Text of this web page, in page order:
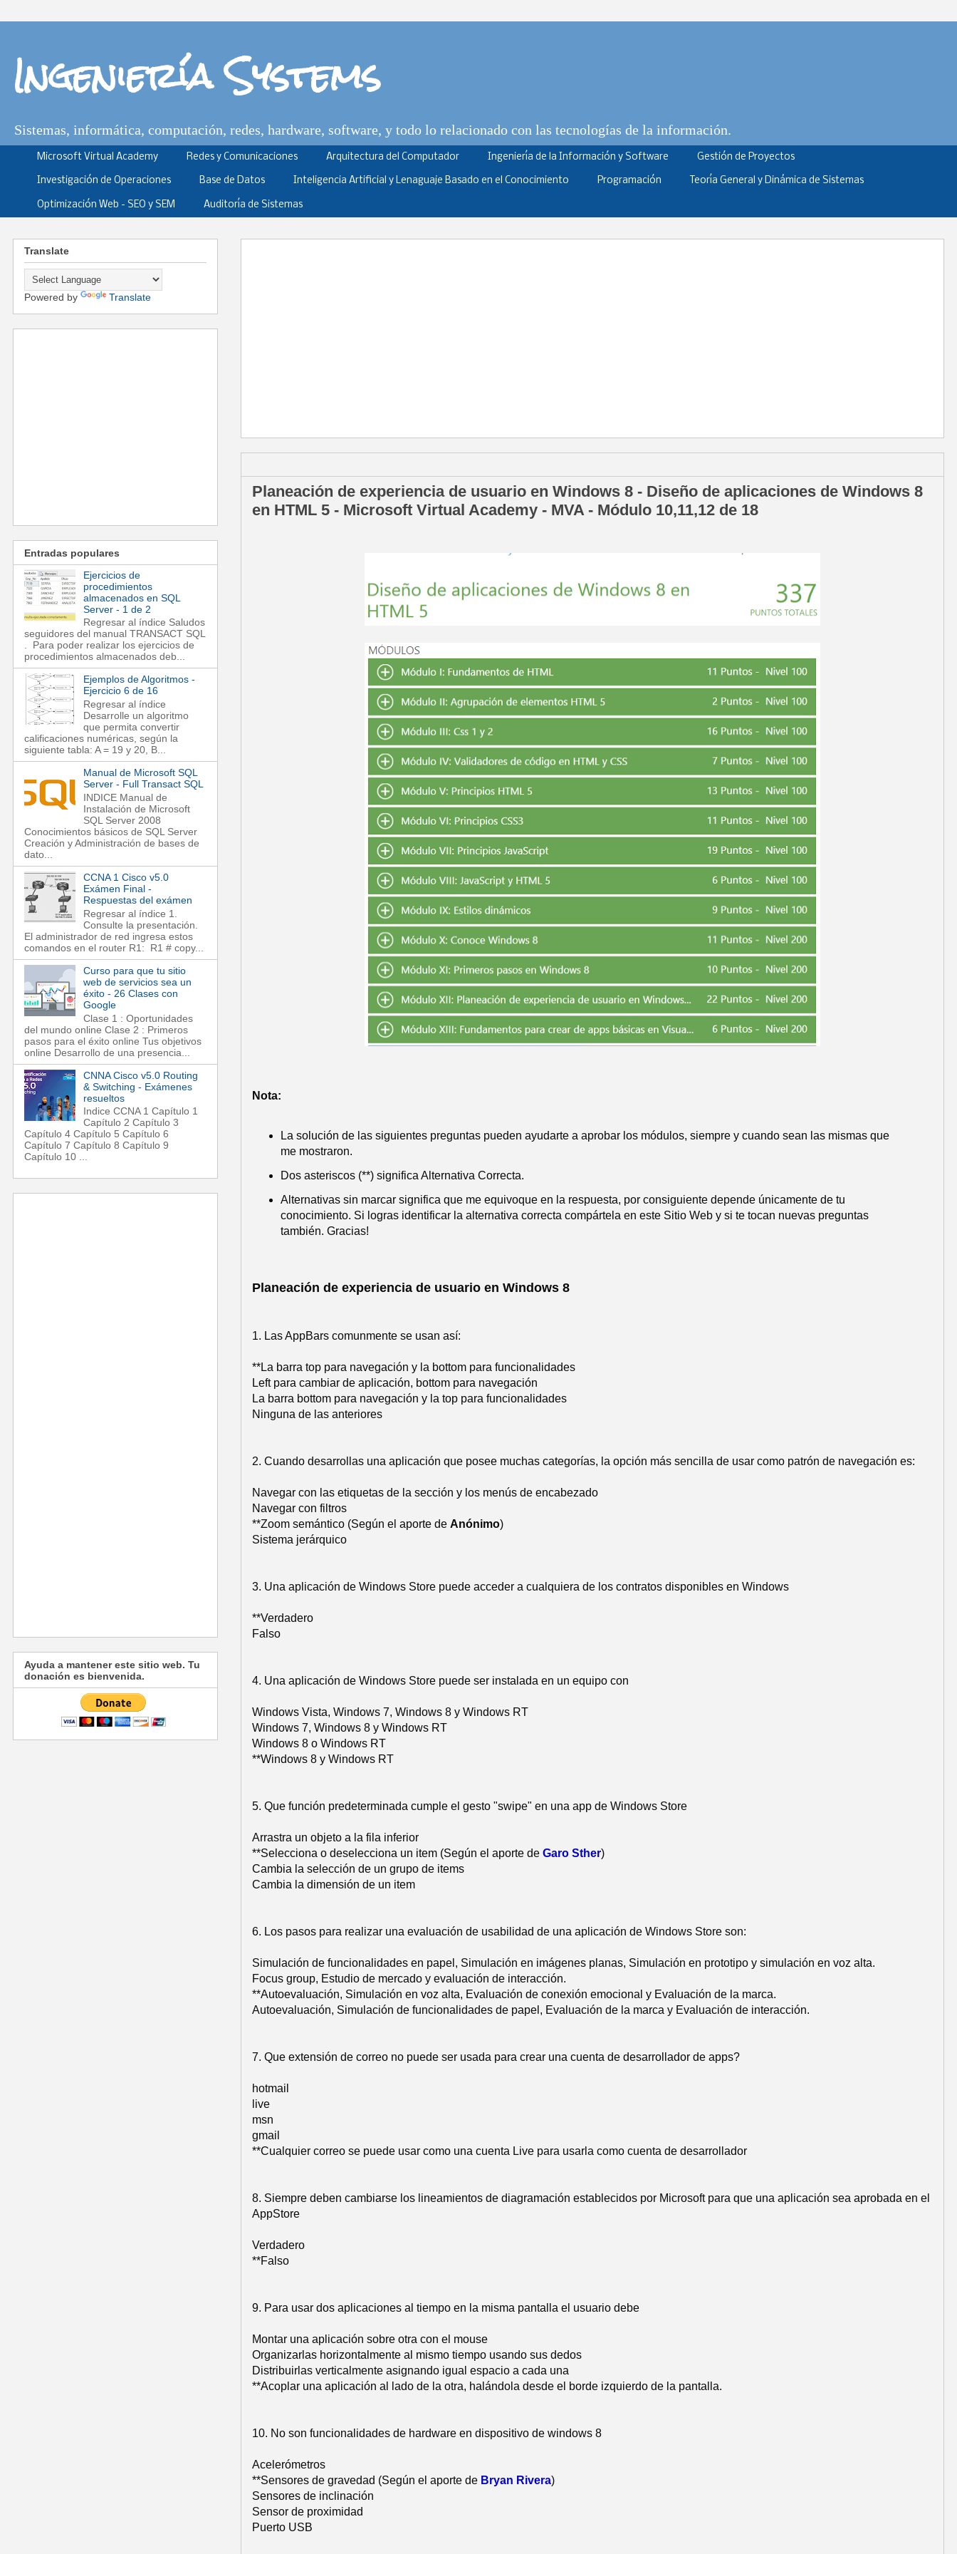
Ingeniería Systems
Sistemas, informática, computación, redes, hardware, software, y todo lo relacionado con las tecnologías de la información.
Microsoft Virtual Academy Redes y Comunicaciones Arquitectura del Computador Ingeniería de la Información y Software Gestión de Proyectos
Investigación de Operaciones Base de Datos Inteligencia Artificial y Lenaguaje Basado en el Conocimiento Programación Teoría General y Dinámica de Sistemas
Optimización Web - SEO y SEM Auditoría de Sistemas
Planeación de experiencia de usuario en Windows 8 - Diseño de aplicaciones de Windows 8
en HTML 5 - Microsoft Virtual Academy - MVA - Módulo 10,11,12 de 18
Nota:
La solución de las siguientes preguntas pueden ayudarte a aprobar los módulos, siempre y cuando sean las mismas que
me mostraron.
Dos asteriscos (**) significa Alternativa Correcta.
Alternativas sin marcar significa que me equivoque en la respuesta, por consiguiente depende únicamente de tu
conocimiento. Si logras identificar la alternativa correcta compártela en este Sitio Web y si te tocan nuevas preguntas
también. Gracias!
Planeación de experiencia de usuario en Windows 8
1. Las AppBars comunmente se usan así:
**La barra top para navegación y la bottom para funcionalidades
Left para cambiar de aplicación, bottom para navegación
La barra bottom para navegación y la top para funcionalidades
Ninguna de las anteriores
2. Cuando desarrollas una aplicación que posee muchas categorías, la opción más sencilla de usar como patrón de navegación es:
Navegar con las etiquetas de la sección y los menús de encabezado
Navegar con filtros
**Zoom semántico (Según el aporte de Anónimo)
Sistema jerárquico
3. Una aplicación de Windows Store puede acceder a cualquiera de los contratos disponibles en Windows
**Verdadero
Falso
4. Una aplicación de Windows Store puede ser instalada en un equipo con
Windows Vista, Windows 7, Windows 8 y Windows RT
Windows 7, Windows 8 y Windows RT
Windows 8 o Windows RT
**Windows 8 y Windows RT
5. Que función predeterminada cumple el gesto "swipe" en una app de Windows Store
Arrastra un objeto a la fila inferior
**Selecciona o deselecciona un item (Según el aporte de Garo Sther)
Cambia la selección de un grupo de items
Cambia la dimensión de un item
6. Los pasos para realizar una evaluación de usabilidad de una aplicación de Windows Store son:
Simulación de funcionalidades en papel, Simulación en imágenes planas, Simulación en prototipo y simulación en voz alta.
Focus group, Estudio de mercado y evaluación de interacción.
**Autoevaluación, Simulación en voz alta, Evaluación de conexión emocional y Evaluación de la marca.
Autoevaluación, Simulación de funcionalidades de papel, Evaluación de la marca y Evaluación de interacción.
7. Que extensión de correo no puede ser usada para crear una cuenta de desarrollador de apps?
hotmail
live
msn
gmail
**Cualquier correo se puede usar como una cuenta Live para usarla como cuenta de desarrollador
8. Siempre deben cambiarse los lineamientos de diagramación establecidos por Microsoft para que una aplicación sea aprobada en el
AppStore
Verdadero
**Falso
9. Para usar dos aplicaciones al tiempo en la misma pantalla el usuario debe
Montar una aplicación sobre otra con el mouse
Organizarlas horizontalmente al mismo tiempo usando sus dedos
Distribuirlas verticalmente asignando igual espacio a cada una
**Acoplar una aplicación al lado de la otra, halándola desde el borde izquierdo de la pantalla.
10. No son funcionalidades de hardware en dispositivo de windows 8
Acelerómetros
**Sensores de gravedad (Según el aporte de Bryan Rivera)
Sensores de inclinación
Sensor de proximidad
Puerto USB
Translate
Powered by Translate
Entradas populares
Ejercicios de
procedimientos
almacenados en SQL
Server - 1 de 2
Regresar al índice Saludos
seguidores del manual TRANSACT SQL
. Para poder realizar los ejercicios de
procedimientos almacenados deb...
Ejemplos de Algoritmos -
Ejercicio 6 de 16
Regresar al índice
Desarrolle un algoritmo
que permita convertir
calificaciones numéricas, según la
siguiente tabla: A = 19 y 20, B...
Manual de Microsoft SQL
Server - Full Transact SQL
INDICE Manual de
Instalación de Microsoft
SQL Server 2008
Conocimientos básicos de SQL Server
Creación y Administración de bases de
dato...
CCNA 1 Cisco v5.0
Exámen Final -
Respuestas del exámen
Regresar al índice 1.
Consulte la presentación.
El administrador de red ingresa estos
comandos en el router R1: R1 # copy...
Curso para que tu sitio
web de servicios sea un
éxito - 26 Clases con
Google
Clase 1 : Oportunidades
del mundo online Clase 2 : Primeros
pasos para el éxito online Tus objetivos
online Desarrollo de una presencia...
CNNA Cisco v5.0 Routing
& Switching - Exámenes
resueltos
Indice CCNA 1 Capítulo 1
Capítulo 2 Capítulo 3
Capítulo 4 Capítulo 5 Capítulo 6
Capítulo 7 Capítulo 8 Capítulo 9
Capítulo 10 ...
Ayuda a mantener este sitio web. Tu
donación es bienvenida.